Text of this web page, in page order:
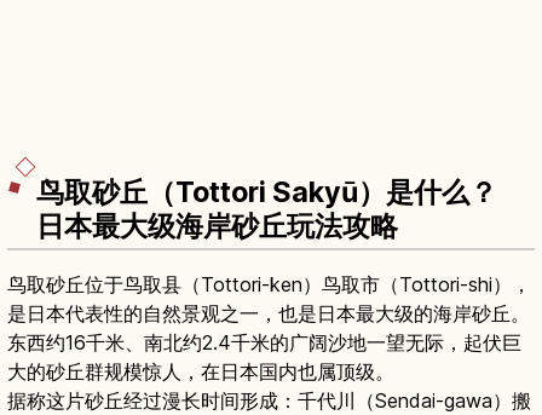
鸟取砂丘（Tottori Sakyū）是什么？
日本最大级海岸砂丘玩法攻略
鸟取砂丘位于鸟取县（Tottori-ken）鸟取市（Tottori-shi），
是日本代表性的自然景观之一，也是日本最大级的海岸砂丘。
东西约16千米、南北约2.4千米的广阔沙地一望无际，起伏巨
大的砂丘群规模惊人，在日本国内也属顶级。
据称这片砂丘经过漫长时间形成：千代川（Sendai-gawa）搬